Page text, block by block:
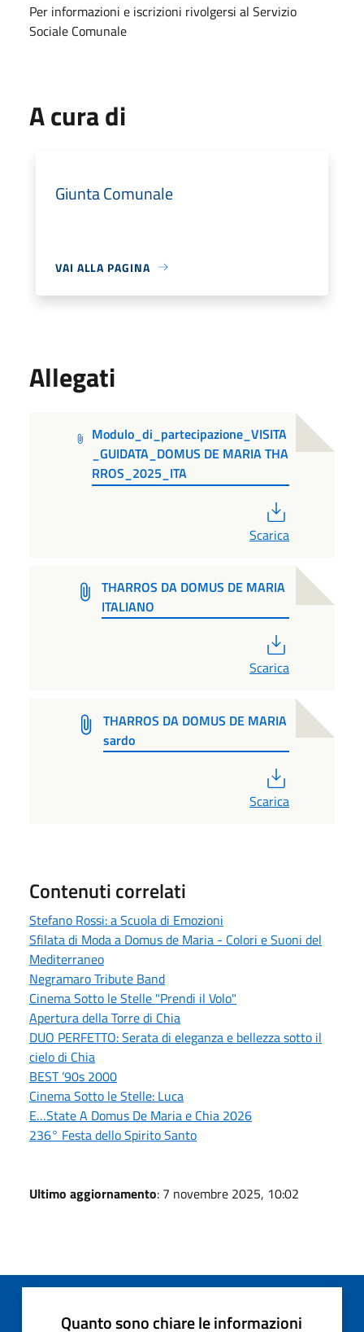
Per informazioni e iscrizioni rivolgersi al Servizio
Sociale Comunale
A cura di
Giunta Comunale
VAI ALLA PAGINA
Allegati
Modulo_di_partecipazione_VISITA
_GUIDATA_DOMUS DE MARIA THA
RROS_2025_ITA
Scarica
THARROS DA DOMUS DE MARIA
ITALIANO
Scarica
THARROS DA DOMUS DE MARIA
sardo
Scarica
Contenuti correlati
Stefano Rossi: a Scuola di Emozioni
Sfilata di Moda a Domus de Maria - Colori e Suoni del
Mediterraneo
Negramaro Tribute Band
Cinema Sotto le Stelle "Prendi il Volo"
Apertura della Torre di Chia
DUO PERFETTO: Serata di eleganza e bellezza sotto il
cielo di Chia
BEST ’90s 2000
Cinema Sotto le Stelle: Luca
E…State A Domus De Maria e Chia 2026
236° Festa dello Spirito Santo
Ultimo aggiornamento: 7 novembre 2025, 10:02
Quanto sono chiare le informazioni